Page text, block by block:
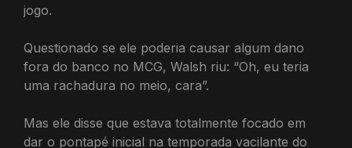
jogo.
Questionado se ele poderia causar algum dano
fora do banco no MCG, Walsh riu: “Oh, eu teria
uma rachadura no meio, cara”.
Mas ele disse que estava totalmente focado em
dar o pontapé inicial na temporada vacilante do